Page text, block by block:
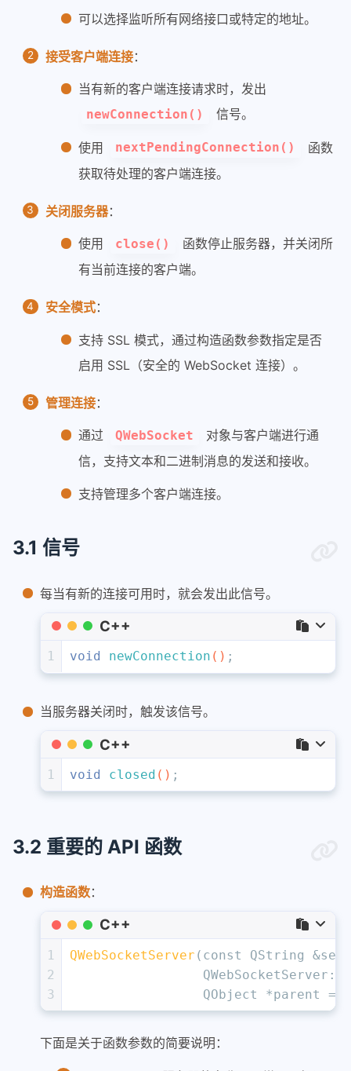
可以选择监听所有网络接口或特定的地址。
接受客户端连接：
当有新的客户端连接请求时，发出
newConnection() 信号。
使用 nextPendingConnection()
函数
获取待处理的客户端连接。
关闭服务器：
使用 close()
函数停止服务器，并关闭所
有当前连接的客户端。
安全模式：
支持 SSL 模式，通过构造函数参数指定是否
启用 SSL（安全的 WebSocket 连接）。
管理连接：
通过 QWebSocket
对象与客户端进行通
信，支持文本和二进制消息的发送和接收。
支持管理多个客户端连接。
3.1 信号
每当有新的连接可用时，就会发出此信号。
C++
1 void newConnection () ;
当服务器关闭时，触发该信号。
C++
1 void closed () ;
3.2 重要的 API 函数
构造函数：
C++
1
2
3
QWebSocketServer ( const
QString
                 QObject *parent =
下面是关于函数参数的简要说明：